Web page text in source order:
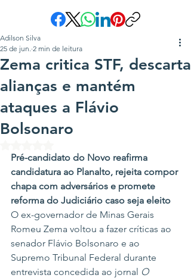
Zema critica STF, descarta
alianças e mantém
ataques a Flávio
Bolsonaro
Adilson Silva
25 de jun. 2 min de leitura
Pré-candidato do Novo reafirma
candidatura ao Planalto, rejeita compor
chapa com adversários e promete
reforma do Judiciário caso seja eleito
O ex-governador de Minas Gerais
Romeu Zema voltou a fazer críticas ao
senador Flávio Bolsonaro e ao
Supremo Tribunal Federal durante
entrevista concedida ao jornal O